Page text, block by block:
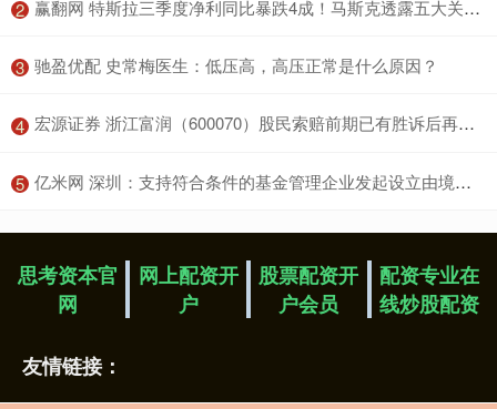
2 ​赢翻网 特斯拉三季度净利同比暴跌4成！马斯克透露五大关键进展，为天价薪酬拉票
3 ​驰盈优配 史常梅医生：低压高，高压正常是什么原因？
4 ​宏源证券 浙江富润（600070）股民索赔前期已有胜诉后再提交立案， 路桥信息索赔案继续推进
5 ​亿米网 深圳：支持符合条件的基金管理企业发起设立由境外合伙人参与、以非公开方式募集并在境内开展投资活动的私募投资基金
思考资本官
网
网上配资开
户
股票配资开
户会员
配资专业在
线炒股配资
友情链接：